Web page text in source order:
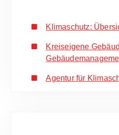
Klimaschutz:
Kreiseigene
Agentur für